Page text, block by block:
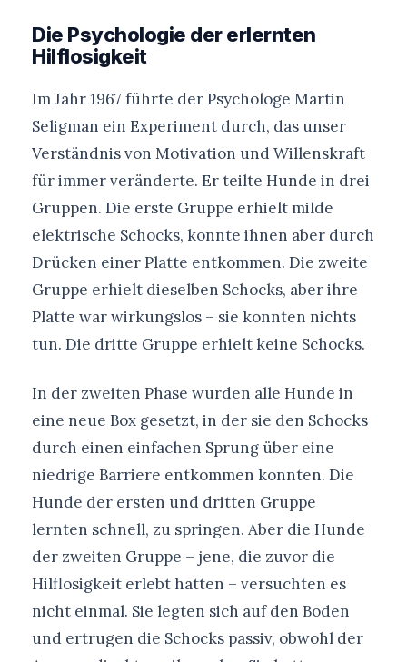
Die Psychologie der erlernten
Hilflosigkeit
Im Jahr 1967 führte der Psychologe Martin
Seligman ein Experiment durch, das unser
Verständnis von Motivation und Willenskraft
für immer veränderte. Er teilte Hunde in drei
Gruppen. Die erste Gruppe erhielt milde
elektrische Schocks, konnte ihnen aber durch
Drücken einer Platte entkommen. Die zweite
Gruppe erhielt dieselben Schocks, aber ihre
Platte war wirkungslos – sie konnten nichts
tun. Die dritte Gruppe erhielt keine Schocks.
In der zweiten Phase wurden alle Hunde in
eine neue Box gesetzt, in der sie den Schocks
durch einen einfachen Sprung über eine
niedrige Barriere entkommen konnten. Die
Hunde der ersten und dritten Gruppe
lernten schnell, zu springen. Aber die Hunde
der zweiten Gruppe – jene, die zuvor die
Hilflosigkeit erlebt hatten – versuchten es
nicht einmal. Sie legten sich auf den Boden
und ertrugen die Schocks passiv, obwohl der